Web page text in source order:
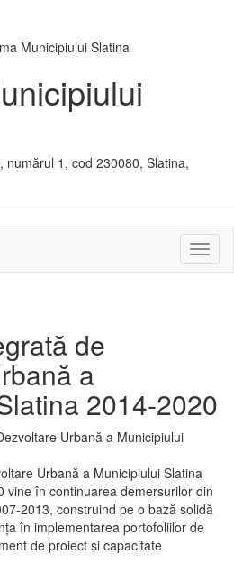
numărul 1, cod 230080, Slatina,
sau
de
a
2014-2020
Urbană a Municipiului Slatina
vine în continuarea demersurilor din
2013, construind pe o bază solidă
în implementarea portofoliilor de
de proiect și capacitate